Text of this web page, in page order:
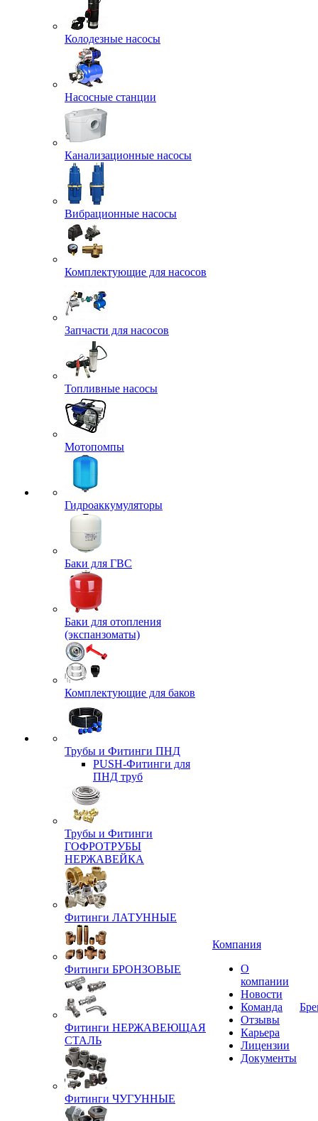
Колодезные насосы
Насосные станции
Канализационные насосы
Вибрационные насосы
Комплектующие для насосов
Запчасти для насосов
Топливные насосы
Мотопомпы
Гидроаккумуляторы
Баки для ГВС
Баки для отопления
(экспанзоматы)
Комплектующие для баков
Трубы и Фитинги ПНД
PUSH-Фитинги для
ПНД труб
Трубы и Фитинги
ГОФРОТРУБЫ
НЕРЖАВЕЙКА
Фитинги ЛАТУННЫЕ
Фитинги БРОНЗОВЫЕ
Фитинги НЕРЖАВЕЮЩАЯ
СТАЛЬ
Фитинги ЧУГУННЫЕ
Компания
О
компании
Новости
Команда
Отзывы
Карьера
Лицензии
Документы